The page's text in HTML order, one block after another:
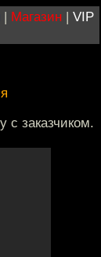
| Магазин | VIP
с заказчиком.